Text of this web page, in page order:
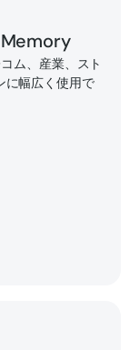
ム、産業、スト
に幅広く使用で